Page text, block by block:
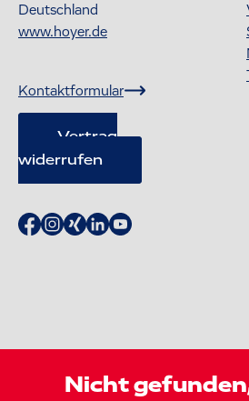
Deutschland
www.hoyer.de
Kontaktformular
Vertrag
widerrufen
Nicht